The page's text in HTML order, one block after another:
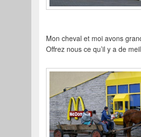
Mon cheval et moi avons
Offrez nous ce qu’il y a de